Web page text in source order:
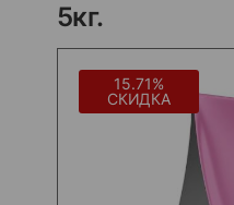
5кг.
15.71%
СКИДКА